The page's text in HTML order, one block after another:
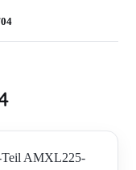
Teil AMXL225-